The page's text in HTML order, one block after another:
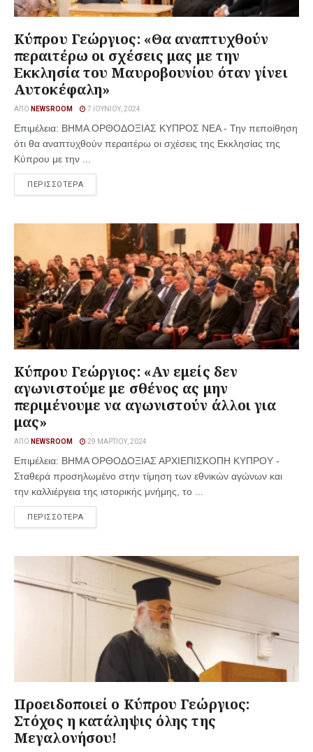
Κύπρου Γεώργιος: «Θα αναπτυχθούν
περαιτέρω οι σχέσεις μας με την
Εκκλησία του Μαυροβουνίου όταν γίνει
Αυτοκέφαλη»
ΑΠΌ NEWSROOM 7 ΙΟΥΝΊΟΥ, 2024
Επιμέλεια: ΒΗΜΑ ΟΡΘΟΔΟΞΙΑΣ ΚΥΠΡΟΣ ΝΕΑ - Την πεποίθηση
ότι θα αναπτυχθούν περαιτέρω οι σχέσεις της Εκκλησίας της
Κύπρου με την ...
ΠΕΡΙΣΣΟΤΕΡΑ
Κύπρου Γεώργιος: «Αν εμείς δεν
αγωνιστούμε με σθένος ας μην
περιμένουμε να αγωνιστούν άλλοι για
μας»
ΑΠΌ NEWSROOM 29 ΜΑΡΤΊΟΥ, 2024
Επιμέλεια: ΒΗΜΑ ΟΡΘΟΔΟΞΙΑΣ ΑΡΧΙΕΠΙΣΚΟΠΗ ΚΥΠΡΟΥ -
Σταθερά προσηλωμένο στην τίμηση των εθνικών αγώνων και
την καλλιέργεια της ιστορικής μνήμης, το ...
ΠΕΡΙΣΣΟΤΕΡΑ
Προειδοποιεί ο Κύπρου Γεώργιος:
Στόχος η κατάληψις όλης της
Μεγαλονήσου!